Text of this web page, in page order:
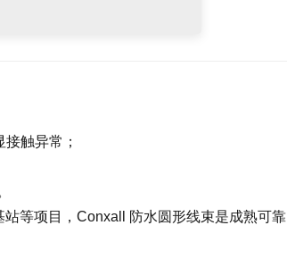
触异常；
等项目，Conxall 防水圆形线束是成熟可靠